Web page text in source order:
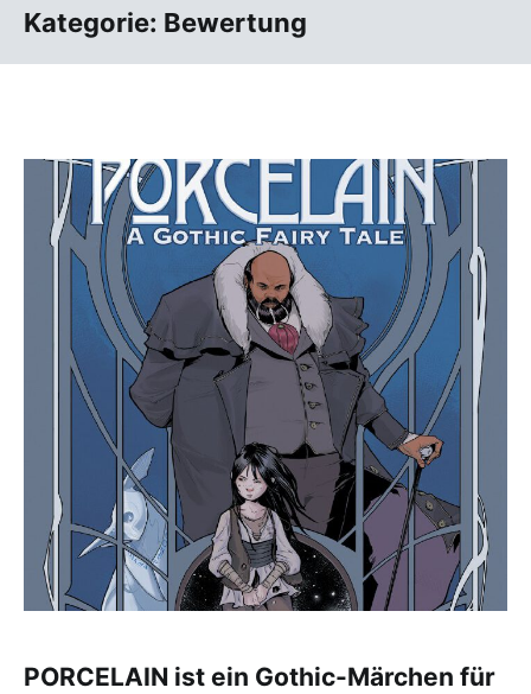
Kategorie: Bewertung
PORCELAIN ist ein Gothic-Märchen für